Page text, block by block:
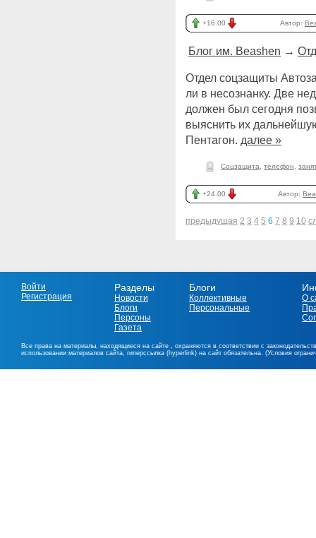
+16.00 Автор:
Блог им. Beashen →
Отдел соцзащиты
ли в несознанку. Две
должен был сегодня
выяснить их
Пентагон. далее »
Соцзащита телефон
+24.00 Автор:
предыдущая 2 3 4 5 6 7 8 9 10
Войти
Регистрация
Разделы
Новости
Блоги
Персоны
Газета
Блоги
Коллективные
Персональные
О
Все права на материалы, находящиеся на сайте , охраняются в соответствии с
использовании материалов сайта, гиперссылка (hyperlink) на сайт обязательна. (Условия